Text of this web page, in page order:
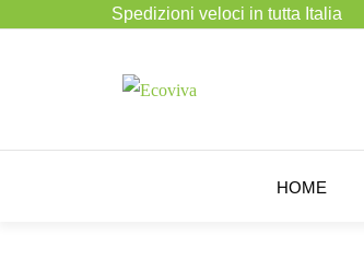
Spedizioni veloci in tutta Italia
HOME